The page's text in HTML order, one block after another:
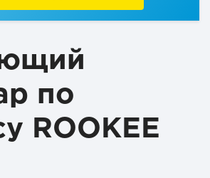
по
ROOKEE